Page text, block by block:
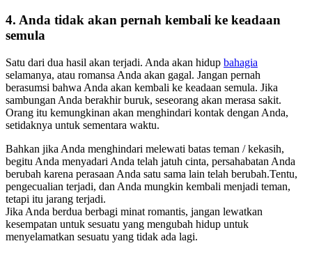
4. Anda tidak akan pernah kembali ke keadaan
semula
Satu dari dua hasil akan terjadi. Anda akan hidup bahagia
selamanya, atau romansa Anda akan gagal. Jangan pernah
berasumsi bahwa Anda akan kembali ke keadaan semula. Jika
sambungan Anda berakhir buruk, seseorang akan merasa sakit.
Orang itu kemungkinan akan menghindari kontak dengan Anda,
setidaknya untuk sementara waktu.
Bahkan jika Anda menghindari melewati batas teman / kekasih,
begitu Anda menyadari Anda telah jatuh cinta, persahabatan Anda
berubah karena perasaan Anda satu sama lain telah berubah.Tentu,
pengecualian terjadi, dan Anda mungkin kembali menjadi teman,
tetapi itu jarang terjadi.
Jika Anda berdua berbagi minat romantis, jangan lewatkan
kesempatan untuk sesuatu yang mengubah hidup untuk
menyelamatkan sesuatu yang tidak ada lagi.